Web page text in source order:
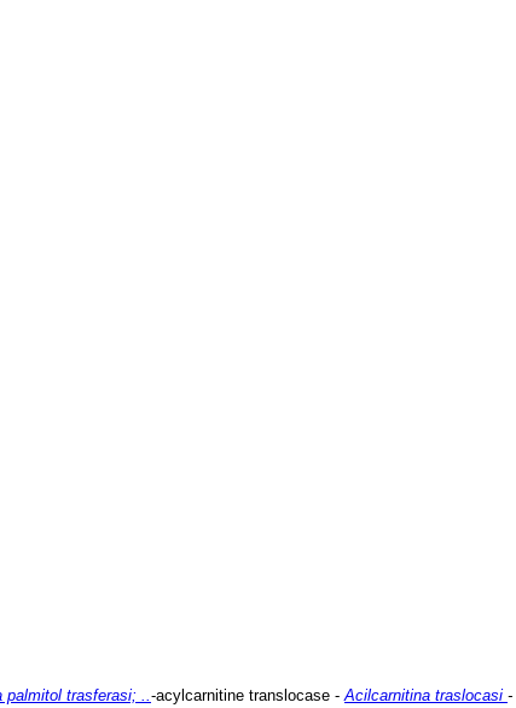
palmitol trasferasi; ..-acylcarnitine translocase -Acilcarnitina traslocasi -